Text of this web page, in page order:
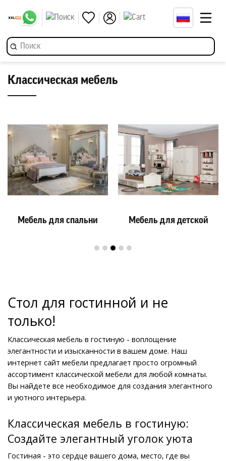
Классическая мебель
Мебель для спальни Мебель для детской
Стол для гостинной и не
только!
Классическая мебель в гостиную - воплощение
элегантности и изысканности в вашем доме. Наш
интернет сайт мебели предлагает просто огромный
ассортимент классической мебели для любой комнаты.
Вы найдете все необходимое для создания элегантного
и уютного интерьера.
Классическая мебель в гостиную:
Создайте элегантный уголок уюта
Гостиная - это сердце вашего дома, место, где вы